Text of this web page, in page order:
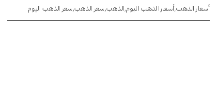
أسعار الذهب,أسعار الذهب اليوم,الذهب,سعر الذهب,سعر الذهب اليوم